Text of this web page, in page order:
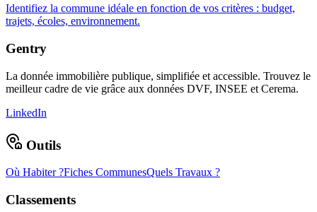
Identifiez la commune idéale en fonction de vos critères : budget,
trajets, écoles, environnement.
Gentry
La donnée immobilière publique, simplifiée et accessible. Trouvez le
meilleur cadre de vie grâce aux données DVF, INSEE et Cerema.
LinkedIn
Outils
Où Habiter ?Fiches CommunesQuels Travaux ?
Classements